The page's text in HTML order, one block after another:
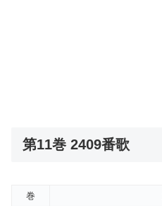
第11巻 2409番歌
巻